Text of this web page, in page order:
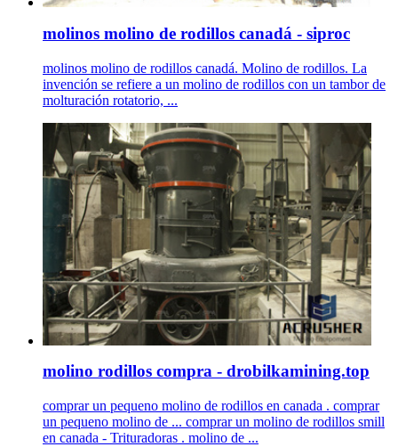
molinos molino de rodillos canadá - siproc
molinos molino de rodillos canadá. Molino de rodillos. La
invención se refiere a un molino de rodillos con un tambor de
molturación rotatorio, ...
molino rodillos compra - drobilkamining.top
comprar un pequeno molino de rodillos en canada . comprar
un pequeno molino de ... comprar un molino de rodillos smill
en canada - Trituradoras . molino de ...